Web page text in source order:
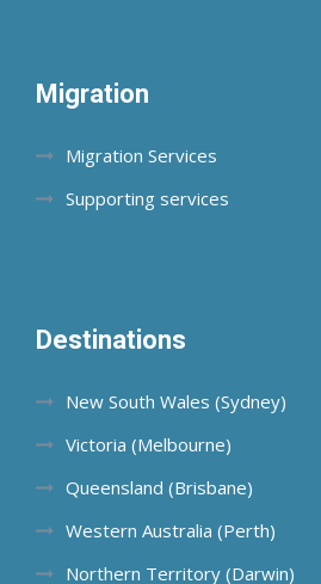
Migration
Migration Services
Supporting services
Destinations
New South Wales (Sydney)
Victoria (Melbourne)
Queensland (Brisbane)
Western Australia (Perth)
Northern Territory (Darwin)